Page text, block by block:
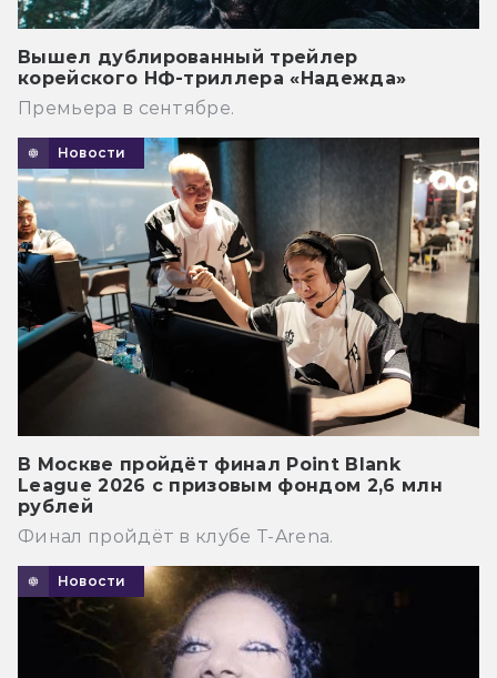
Вышел дублированный трейлер
корейского НФ-триллера «Надежда»
Премьера в сентябре.
Новости
В Москве пройдёт финал Point Blank
League 2026 с призовым фондом 2,6 млн
рублей
Финал пройдёт в клубе T-Arena.
Новости